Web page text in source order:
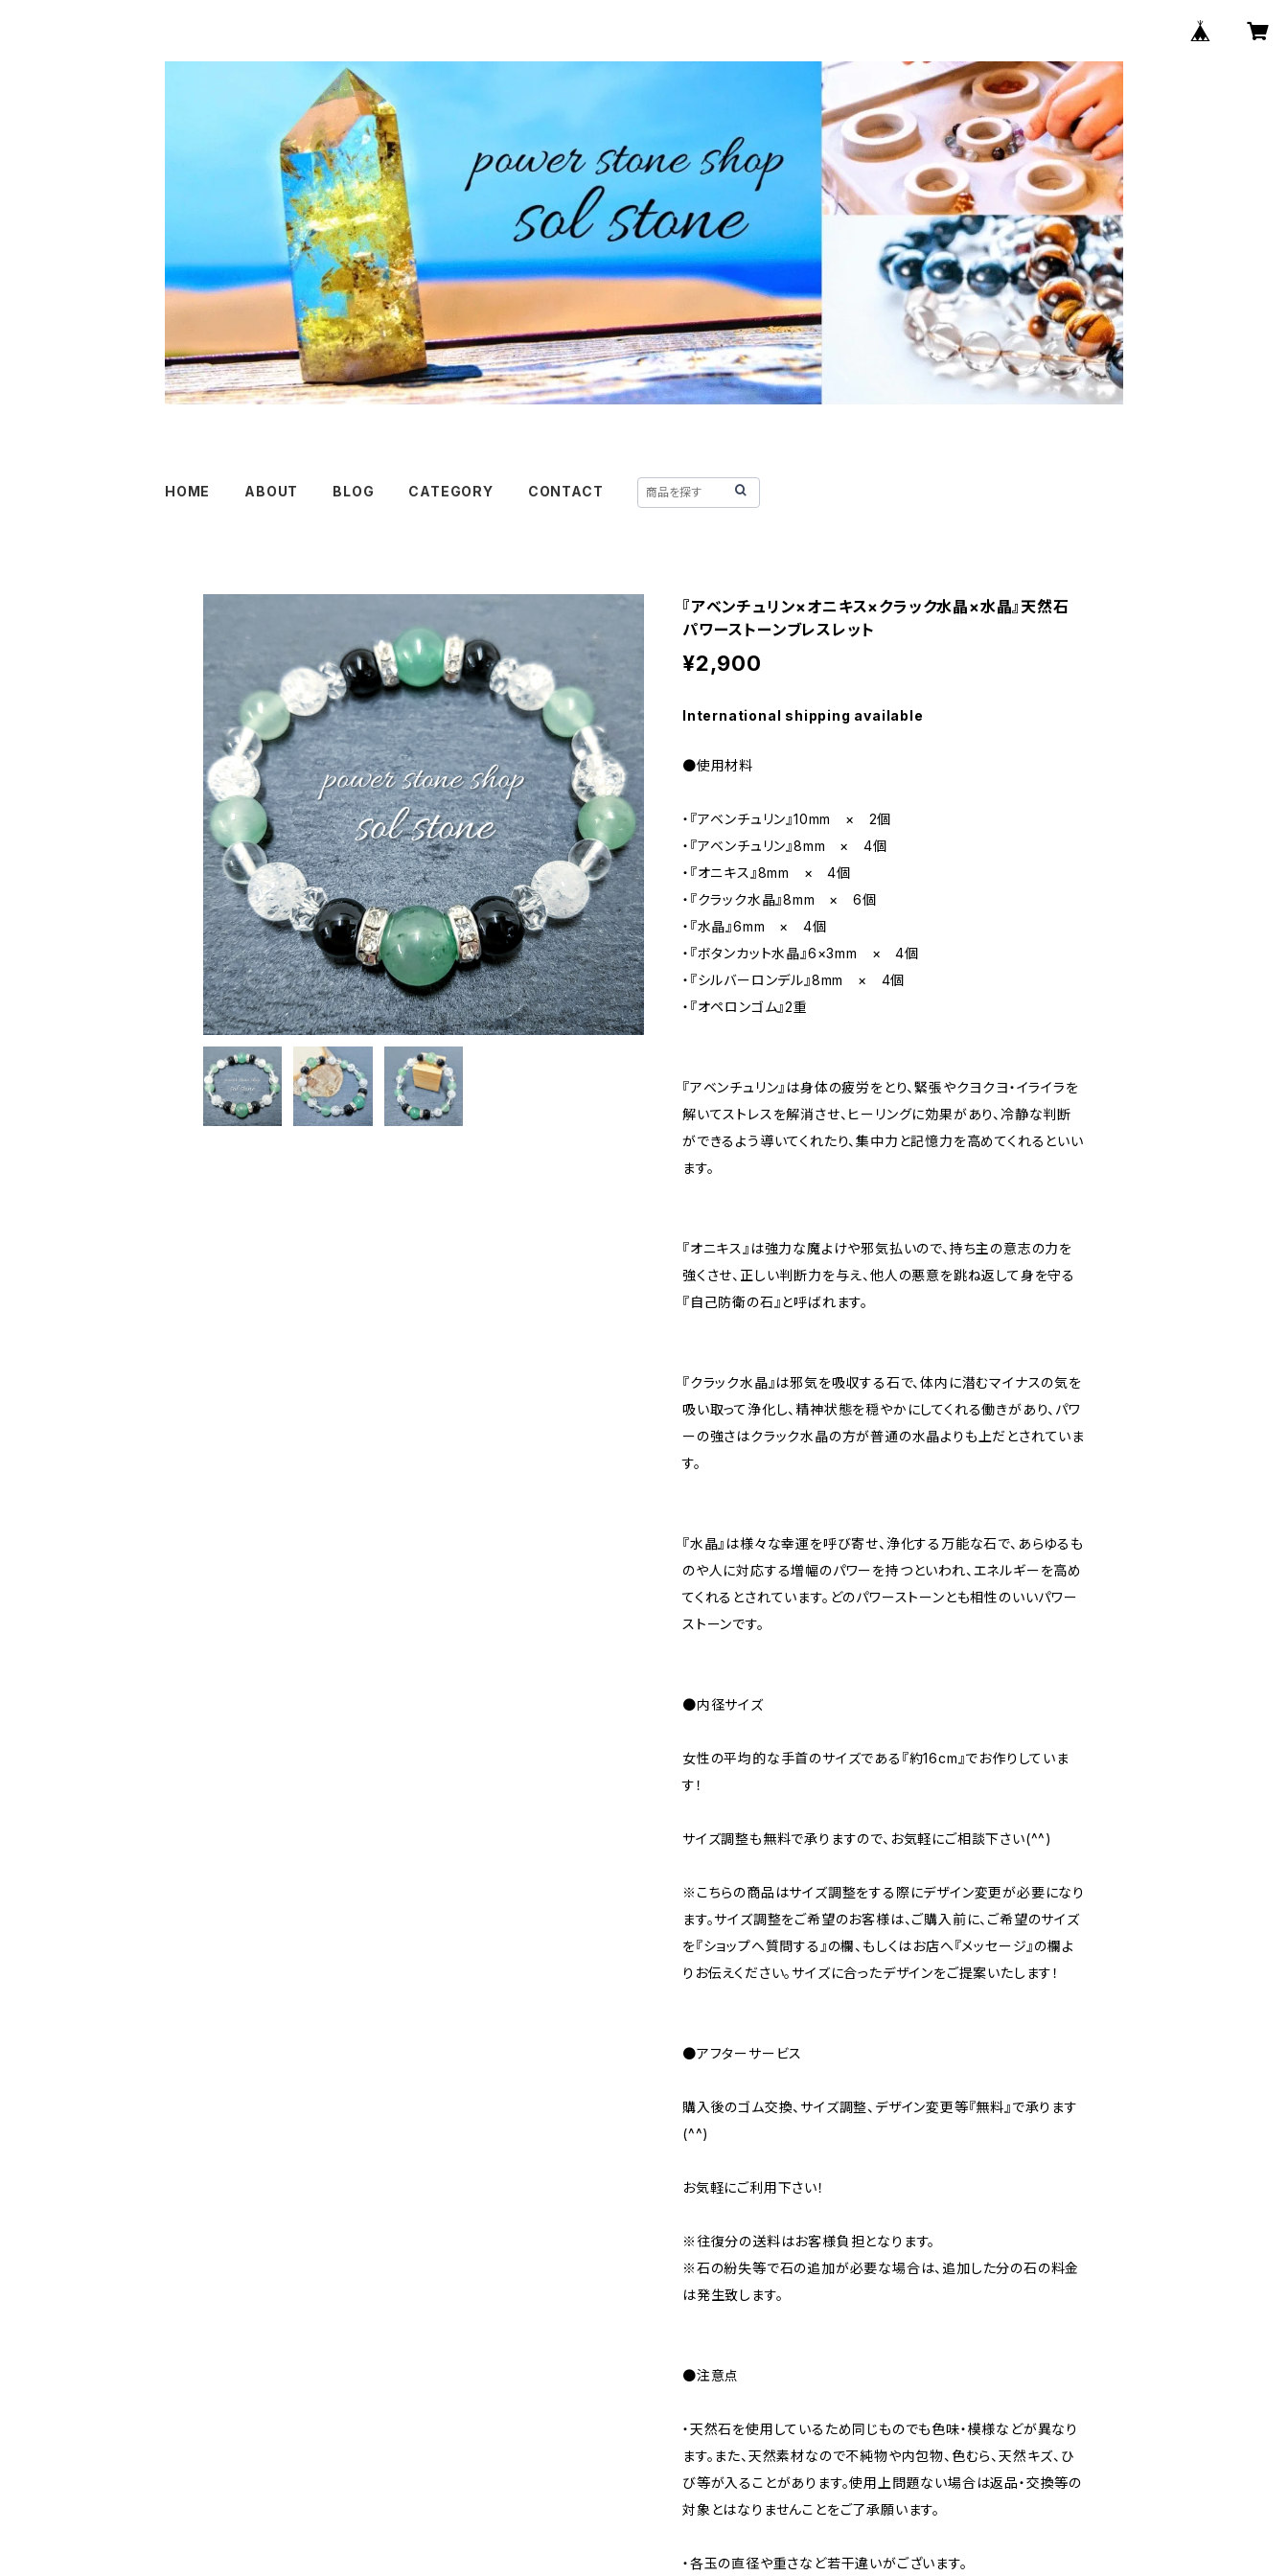
HOME ABOUT BLOG CATEGORY CONTACT
『アベンチュリン×オニキス×クラック水晶×水晶』天然石
パワーストーンブレスレット
¥2,900
International shipping available
●使用材料
・『アベンチュリン』10mm × 2個
・『アベンチュリン』8mm × 4個
・『オニキス』8mm × 4個
・『クラック水晶』8mm × 6個
・『水晶』6mm × 4個
・『ボタンカット水晶』6×3mm × 4個
・『シルバーロンデル』8mm × 4個
・『オペロンゴム』2重
『アベンチュリン』は身体の疲労をとり、緊張やクヨクヨ・イライラを
解いてストレスを解消させ、ヒーリングに効果があり、冷静な判断
ができるよう導いてくれたり、集中力と記憶力を高めてくれるといい
ます。
『オニキス』は強力な魔よけや邪気払いので、持ち主の意志の力を
強くさせ、正しい判断力を与え、他人の悪意を跳ね返して身を守る
『自己防衛の石』と呼ばれます。
『クラック水晶』は邪気を吸収する石で、体内に潜むマイナスの気を
吸い取って浄化し、精神状態を穏やかにしてくれる働きがあり、パワ
ーの強さはクラック水晶の方が普通の水晶よりも上だとされていま
す。
『水晶』は様々な幸運を呼び寄せ、浄化する万能な石で、あらゆるも
のや人に対応する増幅のパワーを持つといわれ、エネルギーを高め
てくれるとされています。どのパワーストーンとも相性のいいパワー
ストーンです。
●内径サイズ
女性の平均的な手首のサイズである『約16cm』でお作りしていま
す！
サイズ調整も無料で承りますので、お気軽にご相談下さい(^^)
※こちらの商品はサイズ調整をする際にデザイン変更が必要になり
ます。サイズ調整をご希望のお客様は、ご購入前に、ご希望のサイズ
を『ショップへ質問する』の欄、もしくはお店へ『メッセージ』の欄よ
りお伝えください。サイズに合ったデザインをご提案いたします！
●アフターサービス
購入後のゴム交換、サイズ調整、デザイン変更等『無料』で承ります
(^^)
お気軽にご利用下さい！
※往復分の送料はお客様負担となります。
※石の紛失等で石の追加が必要な場合は、追加した分の石の料金
は発生致します。
●注意点
・天然石を使用しているため同じものでも色味・模様などが異なり
ます。また、天然素材なので不純物や内包物、色むら、天然キズ、ひ
び等が入ることがあります。使用上問題ない場合は返品・交換等の
対象とはなりませんことをご了承願います。
・各玉の直径や重さなど若干違いがございます。